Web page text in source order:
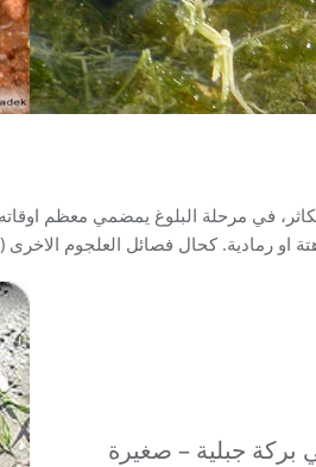
في مرحلة البلوغ يمضمي معظم
او رمادية. كحال فصائل العلجوم
بركة جبلية – صغيرة